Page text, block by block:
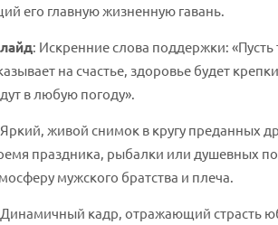
его главную жизненную гавань.
: Искренние слова поддержки: «Пусть
на счастье, здоровье будет
в любую погоду».
живой снимок в кругу преданных
праздника, рыбалки или душевных
мужского братства и плеча.
кадр, отражающий страсть